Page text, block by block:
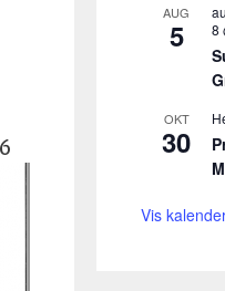
AUG
5
8
OKT
30
Vis